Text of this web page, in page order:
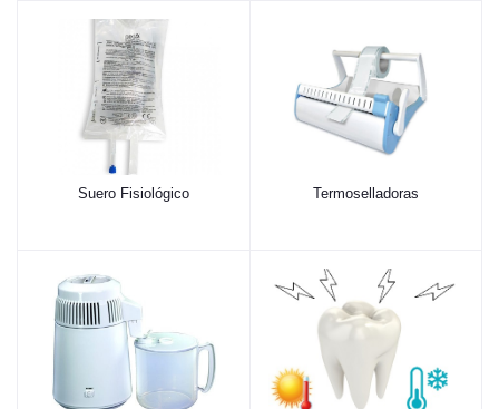
Suero Fisiológico Termoselladoras